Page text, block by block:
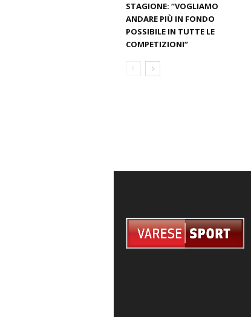
STAGIONE: “VOGLIAMO
ANDARE PIÙ IN FONDO
POSSIBILE IN TUTTE LE
COMPETIZIONI”